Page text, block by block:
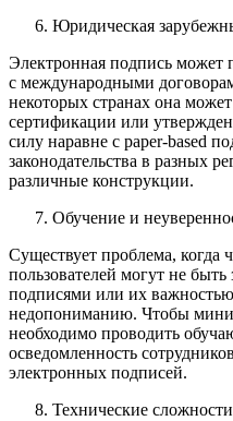
Юридическая
Электронная подпись может
с международными
некоторых странах она
сертификации или
силу наравне с paper-based
законодательства в разных
различные конструкции.
Обучение и
Существует проблема, когда
пользователей могут не
подписями или их
недопониманию. Чтобы
необходимо проводить
осведомленность
электронных подписей.
Технические